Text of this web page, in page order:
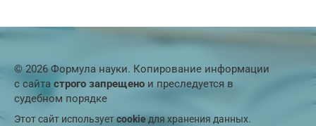
© 2026 Формула науки. Копирование информации
с сайта строго запрещено и преследуется в
судебном порядке
Этот сайт используетcookieдля хранения данных.